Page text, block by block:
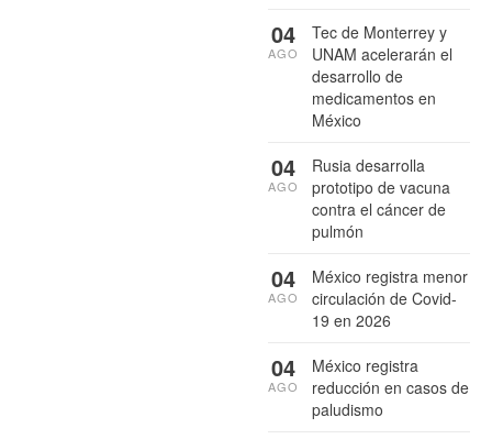
Tec de Monterrey y
UNAM acelerarán el
desarrollo de
medicamentos en
México
04
AGO
Rusia desarrolla
prototipo de vacuna
contra el cáncer de
pulmón
04
AGO
México registra menor
circulación de Covid-
19 en 2026
04
AGO
México registra
reducción en casos de
paludismo
04
AGO